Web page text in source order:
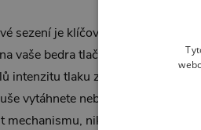
sezení je klíčová
vaše bedra tlačit, a to pomocí
intenzitu tlaku zvýšíte.
vytáhnete nebo zasunete podle
mechanismu, nikoliv za čalounění,